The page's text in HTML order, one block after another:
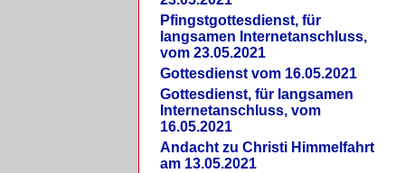
Pfingstgottesdienst, für
langsamen Internetanschluss,
vom 23.05.2021
Gottesdienst vom 16.05.2021
Gottesdienst, für langsamen
Internetanschluss, vom
16.05.2021
Andacht zu Christi Himmelfahrt
am 13.05.2021